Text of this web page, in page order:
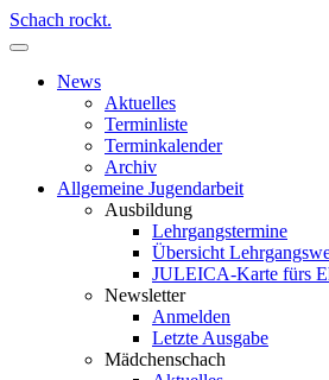
Schach rockt.
News
Aktuelles
Terminliste
Terminkalender
Archiv
Allgemeine Jugendarbeit
Ausbildung
Lehrgangstermine
Übersicht
JULEICA-Karte fürs
Newsletter
Anmelden
Letzte Ausgabe
Mädchenschach